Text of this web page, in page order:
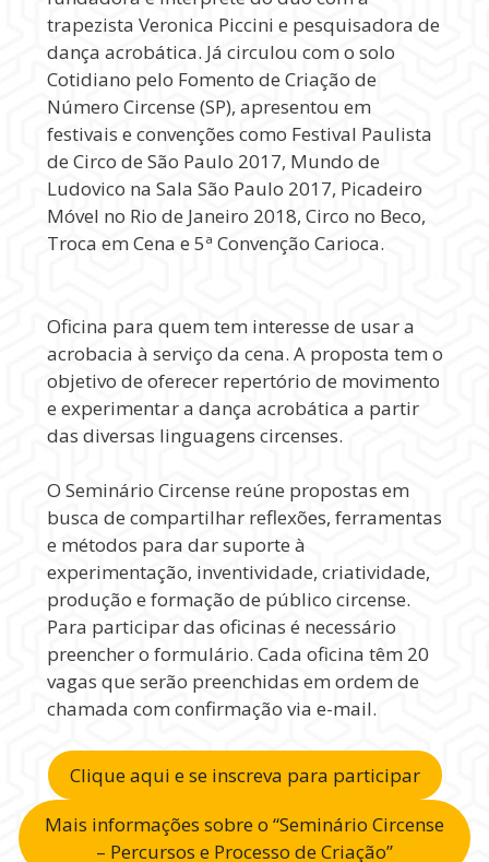
trapezista Veronica Piccini e pesquisadora de
dança acrobática. Já circulou com o solo
Cotidiano pelo Fomento de Criação de
Número Circense (SP), apresentou em
festivais e convenções como Festival Paulista
de Circo de São Paulo 2017, Mundo de
Ludovico na Sala São Paulo 2017, Picadeiro
Móvel no Rio de Janeiro 2018, Circo no Beco,
Troca em Cena e 5ª Convenção Carioca.
Oficina para quem tem interesse de usar a
acrobacia à serviço da cena. A proposta tem o
objetivo de oferecer repertório de movimento
e experimentar a dança acrobática a partir
das diversas linguagens circenses.
O Seminário Circense reúne propostas em
busca de compartilhar reflexões, ferramentas
e métodos para dar suporte à
experimentação, inventividade, criatividade,
produção e formação de público circense.
Para participar das oficinas é necessário
preencher o formulário. Cada oficina têm 20
vagas que serão preenchidas em ordem de
chamada com confirmação via e-mail.
Clique aqui e se inscreva para participar
Mais informações sobre o “Seminário Circense
– Percursos e Processo de Criação”